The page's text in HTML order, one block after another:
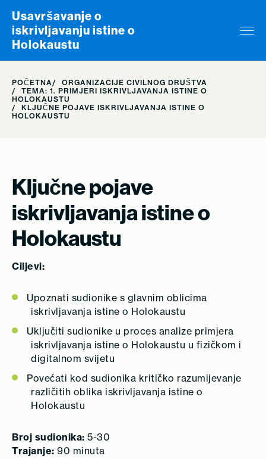
Skip to content
Usavršavanje o
iskrivljavanju istine o
Holokaustu
POČETNA
ORGANIZACIJE CIVILNOG DRUŠTVA
TEMA: 1. PRIMJERI ISKRIVLJAVANJA ISTINE O
HOLOKAUSTU
KLJUČNE POJAVE ISKRIVLJAVANJA ISTINE O
HOLOKAUSTU
Ključne pojave
iskrivljavanja istine o
Holokaustu
Ciljevi:
Upoznati sudionike s glavnim oblicima
iskrivljavanja istine o Holokaustu
Uključiti sudionike u proces analize primjera
iskrivljavanja istine o Holokaustu u fizičkom i
digitalnom svijetu
Povećati kod sudionika kritičko razumijevanje
različitih oblika iskrivljavanja istine o
Holokaustu
Broj sudionika: 5-30
Trajanje: 90 minuta